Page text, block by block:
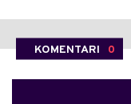
KOMENTARI 0